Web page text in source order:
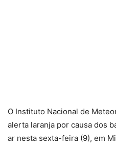
O Instituto Nacional de
alerta laranja por causa dos
ar nesta sexta-feira (9), em